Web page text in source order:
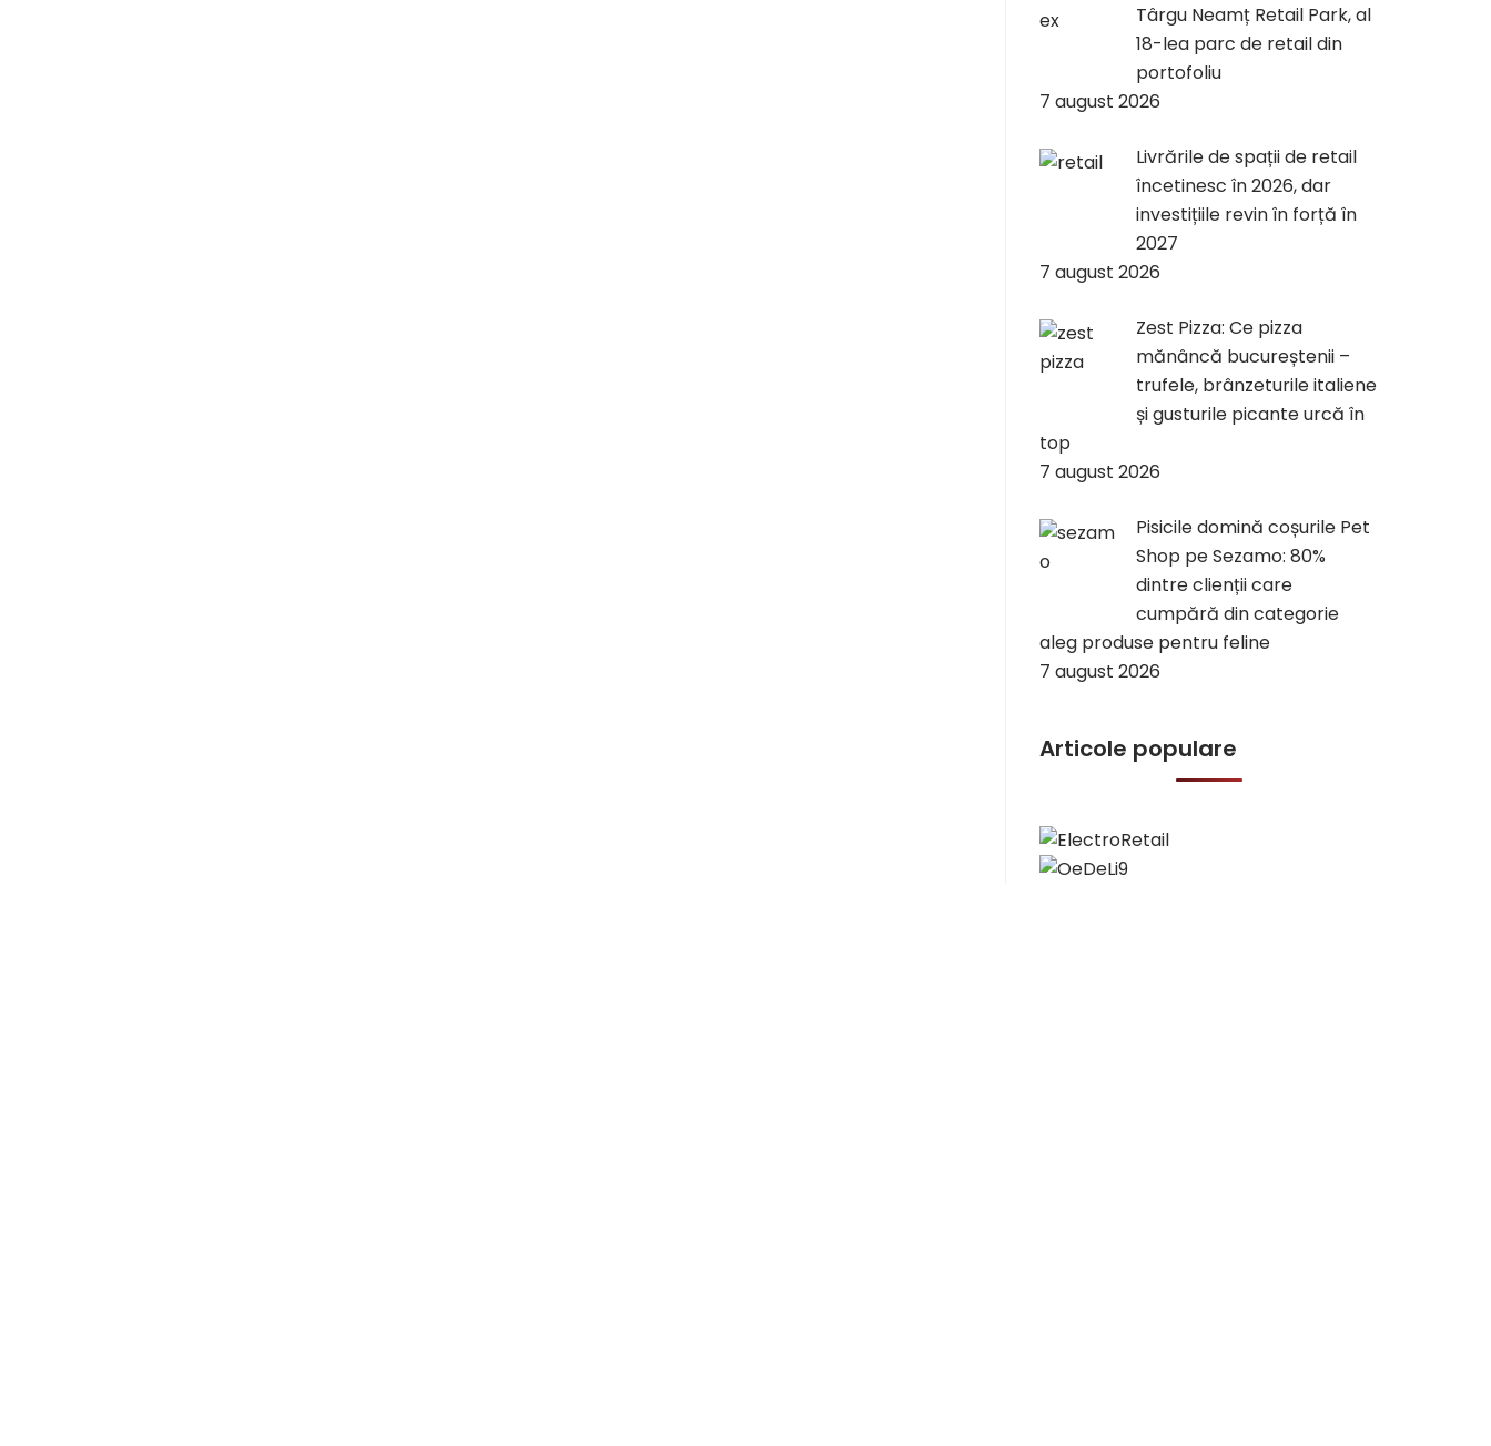
Târgu Neamț Retail Park, al
18-lea parc de retail din
portofoliu
7 august 2026
Livrările de spații de retail
încetinesc în 2026, dar
investițiile revin în forță în
2027
7 august 2026
Zest Pizza: Ce pizza
mănâncă bucureștenii –
trufele, brânzeturile italiene
și gusturile picante urcă în
top
7 august 2026
Pisicile domină coșurile Pet
Shop pe Sezamo: 80%
dintre clienții care
cumpără din categorie
aleg produse pentru feline
7 august 2026
Articole populare